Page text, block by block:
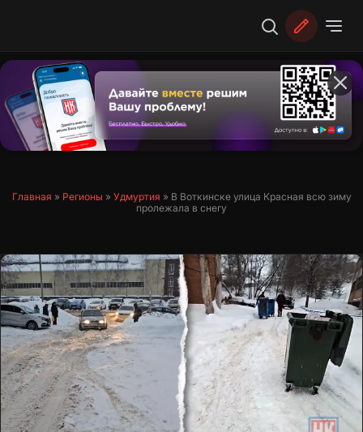
Главная » Регионы » Удмуртия » В Воткинске улица Красная всю зиму
пролежала в снегу